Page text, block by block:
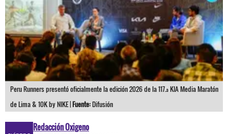
Peru Runners presentó oficialmente la edición 2026 de la 117.ª KIA Media Maratón
de Lima & 10K by NIKE |Fuente:Difusión
Redacción Oxigeno